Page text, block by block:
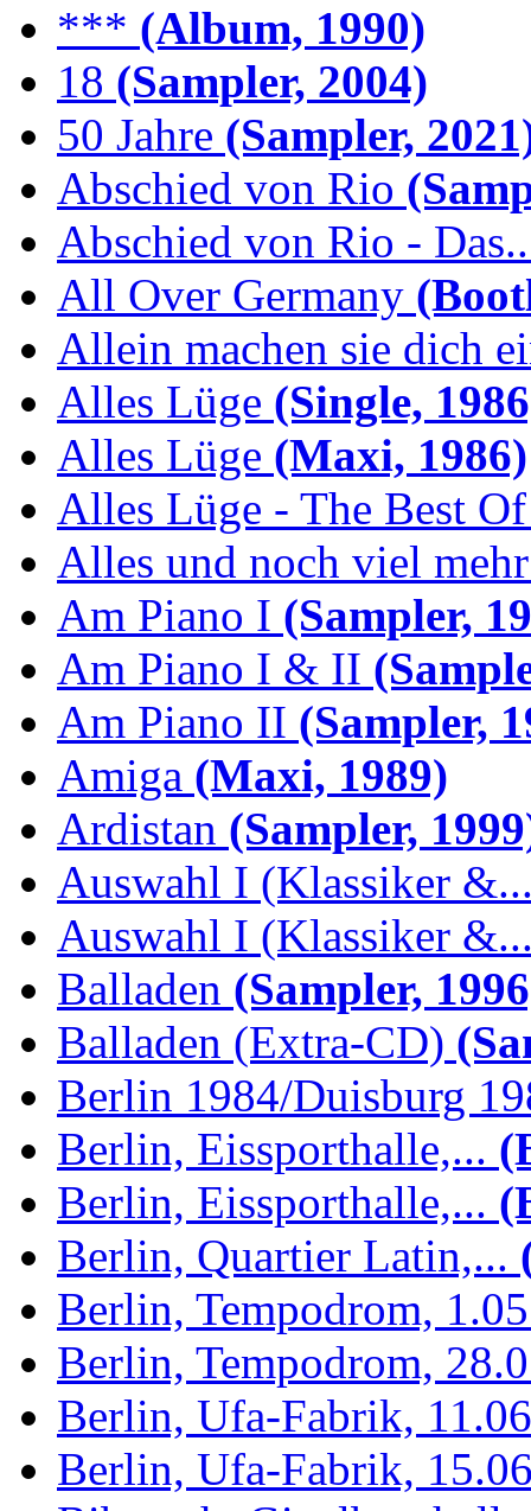
*** (Album, 1990)
18 (Sampler, 2004)
50 Jahre (Sampler,
Abschied von Rio
Abschied von Rio -
All Over Germany
Allein machen sie dich
Alles Lüge (Single,
Alles Lüge (Maxi, 1986)
Alles Lüge - The Best Of
Alles und noch viel
Am Piano I (Sampler,
Am Piano I & II
Am Piano II (Sampler,
Amiga (Maxi, 1989)
Ardistan (Sampler,
Auswahl I (Klassiker
Auswahl I (Klassiker
Balladen (Sampler,
Balladen (Extra-CD)
Berlin 1984/Duisburg
Berlin, Eissporthalle,...
Berlin, Eissporthalle,...
Berlin, Quartier Latin,...
Berlin, Tempodrom,
Berlin, Tempodrom,
Berlin, Ufa-Fabrik,
Berlin, Ufa-Fabrik,